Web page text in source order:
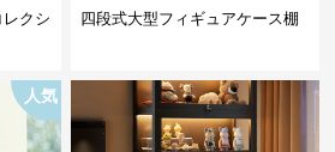
クシ
四段式大型フィギュアケース棚
人気